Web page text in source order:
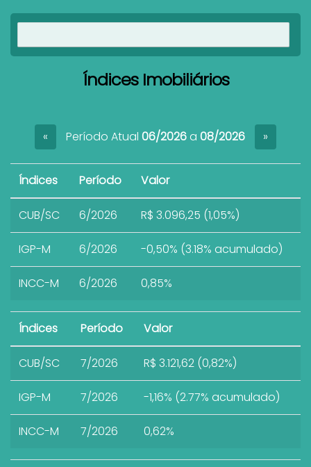
Índices Imobiliários
« Período Atual 06/2026a 08/2026 »
Índices Período Valor
CUB/SC 6/2026 R$ 3.096,25 (1,05%)
IGP-M 6/2026 -0,50% (3.18% acumulado)
INCC-M 6/2026 0,85%
Índices Período Valor
CUB/SC 7/2026 R$ 3.121,62 (0,82%)
IGP-M 7/2026 -1,16% (2.77% acumulado)
INCC-M 7/2026 0,62%